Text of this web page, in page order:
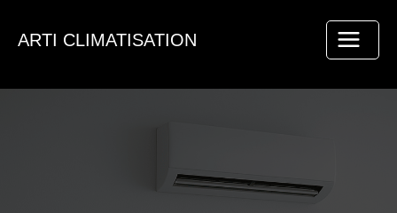
ARTI CLIMATISATION